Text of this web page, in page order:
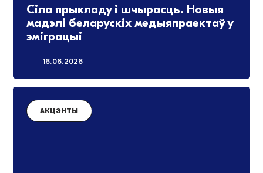
Сіла прыкладу і шчырасць. Новыя
мадэлі беларускіх медыяпраектаў у
эміграцыі
16.06.2026
АКЦЭНТЫ